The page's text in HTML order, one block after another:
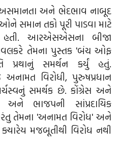
અસમાનતા અને ભેદભાવ નાબૂદ
સમાન તકો પૂરી પાડવા માટે
હતી. આરએસએસના બીજા
તેમના પુસ્તક 'બંચ ઓફ
પ્રથાનું સમર્થન કર્યું હતું.
વિરોધી, પુરુષપ્રધાન
સમર્થક છે. કોંગ્રેસ અને
ભાજપની સાંપ્રદાયિક
પરંતુ તેમના 'અનામત વિરોધ' અને
મજબૂતીથી વિરોધ નથી